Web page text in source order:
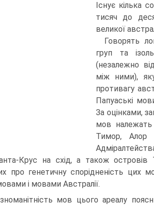
Існує кілька
тисяч до
великої
Говорять
груп та
(незалежно
між ними),
противагу
Па­пуаські
За оцінками,
мов належать
Тимор, Алор
Крус на схід, а також островів
про генетичну спорідненість
і мо­вами Австралії.
мов цього ареалу